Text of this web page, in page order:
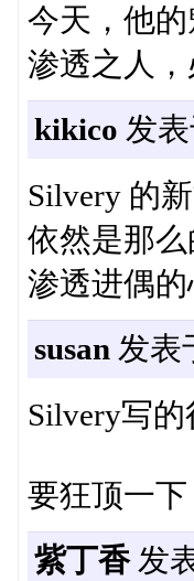
今天，他
渗透之人
kikico 发
Silvery 的
依然是那
渗透进偶
susan 发表
Silvery写
要狂顶一下
紫丁香发